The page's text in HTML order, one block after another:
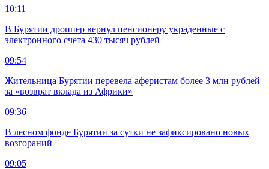
10:11
В Бурятии дроппер вернул пенсионеру украденные с
электронного счета 430 тысяч рублей
09:54
Жительница Бурятии перевела аферистам более 3 млн рублей
за «возврат вклада из Африки»
09:36
В лесном фонде Бурятии за сутки не зафиксировано новых
возгораний
09:05